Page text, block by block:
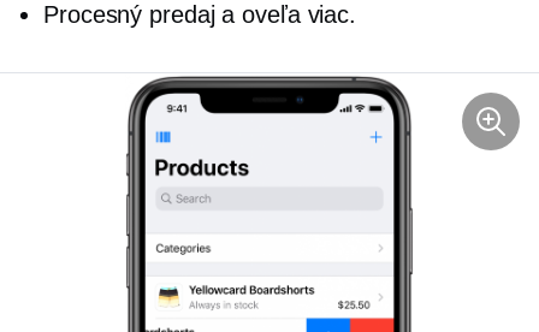
Procesný predaj a oveľa viac.